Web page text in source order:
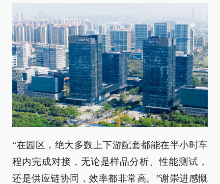
“在园区，绝大多数上下游配套都能在半小时车
程内完成对接，无论是样品分析、性能测试，
还是供应链协同，效率都非常高。”谢崇进感慨